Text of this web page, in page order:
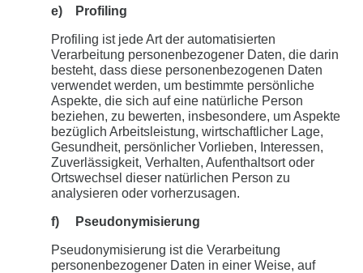
e) Profiling
Profiling ist jede Art der automatisierten
Verarbeitung personenbezogener Daten, die darin
besteht, dass diese personenbezogenen Daten
verwendet werden, um bestimmte persönliche
Aspekte, die sich auf eine natürliche Person
beziehen, zu bewerten, insbesondere, um Aspekte
bezüglich Arbeitsleistung, wirtschaftlicher Lage,
Gesundheit, persönlicher Vorlieben, Interessen,
Zuverlässigkeit, Verhalten, Aufenthaltsort oder
Ortswechsel dieser natürlichen Person zu
analysieren oder vorherzusagen.
f) Pseudonymisierung
Pseudonymisierung ist die Verarbeitung
personenbezogener Daten in einer Weise, auf